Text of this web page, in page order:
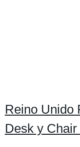
Reino Unido
Desk y